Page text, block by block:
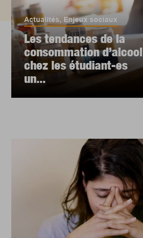
Actualités, Enjeux sociaux
Les tendances de la
consommation d’alcool
chez les étudiant-es
un...